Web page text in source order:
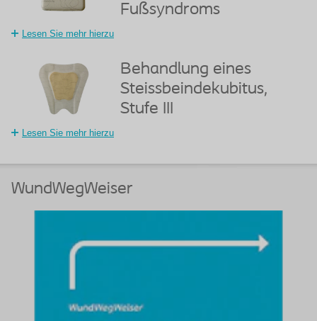
Fußsyndroms
Lesen Sie mehr hierzu
Behandlung eines
Steissbeindekubitus,
Stufe III
Lesen Sie mehr hierzu
WundWegWeiser